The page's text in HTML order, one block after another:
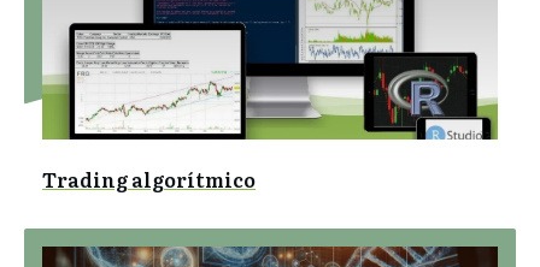
Trading algorítmico